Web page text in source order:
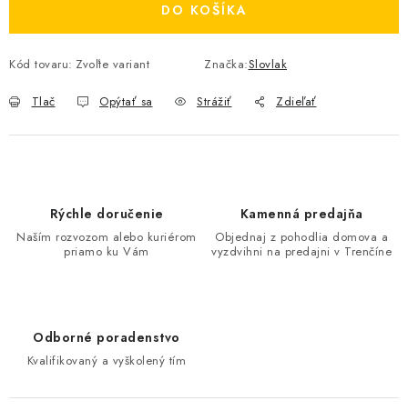
DO KOŠÍKA
Kód tovaru: Zvoľte variant Značka:Slovlak
Tlač Opýtať sa Strážiť Zdieľať
Rýchle doručenie
Naším rozvozom alebo kuriérom
priamo ku Vám
Kamenná predajňa
Objednaj z pohodlia domova a
vyzdvihni na predajni v Trenčíne
Odborné poradenstvo
Kvalifikovaný a vyškolený tím